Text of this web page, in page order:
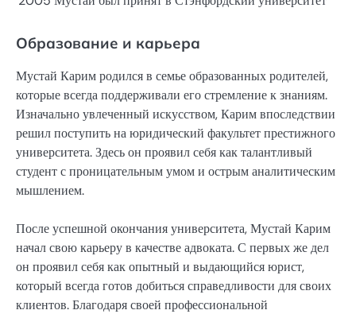
Образование и карьера
Мустай Карим родился в семье образованных родителей,
которые всегда поддерживали его стремление к знаниям.
Изначально увлеченный искусством, Карим впоследствии
решил поступить на юридический факультет престижного
университета. Здесь он проявил себя как талантливый
студент с проницательным умом и острым аналитическим
мышлением.
После успешной окончания университета, Мустай Карим
начал свою карьеру в качестве адвоката. С первых же дел
он проявил себя как опытный и выдающийся юрист,
который всегда готов добиться справедливости для своих
клиентов. Благодаря своей профессиональной